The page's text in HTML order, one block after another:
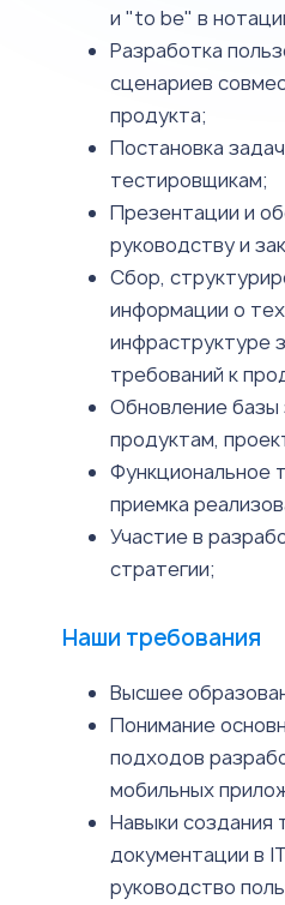
и "to be" в
Разработка
сценариев
продукта;
Постановка
тестировщикам;
Презентации и
руководству и
Сбор,
информации о
инфраструктуре
требований к
Обновление базы
продуктам,
Функциональное
приемка
Участие в
стратегии;
Наши требования
Высшее
Понимание
подходов
мобильных
Навыки создания
документации в
руководство